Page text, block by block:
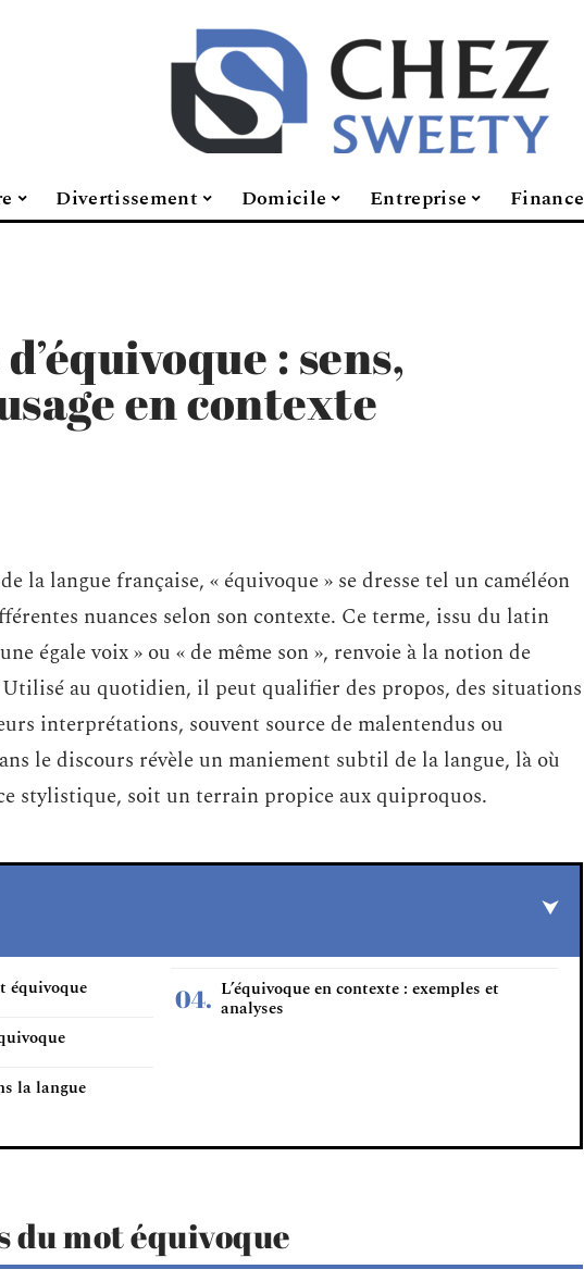
Divertissement Domicile Entreprise Finance
: sens,
en contexte
la langue française, « équivoque » se dresse tel un caméléon
nuances selon son contexte. Ce terme, issu du latin
égale voix » ou « de même son », renvoie à la notion de
Utilisé au quotidien, il peut qualifier des propos, des situations
interprétations, souvent source de malentendus ou
le discours révèle un maniement subtil de la langue, là où
stylistique, soit un terrain propice aux quiproquos.
équivoque
la langue
L’équivoque en contexte : exemples et
analyses
du mot équivoque